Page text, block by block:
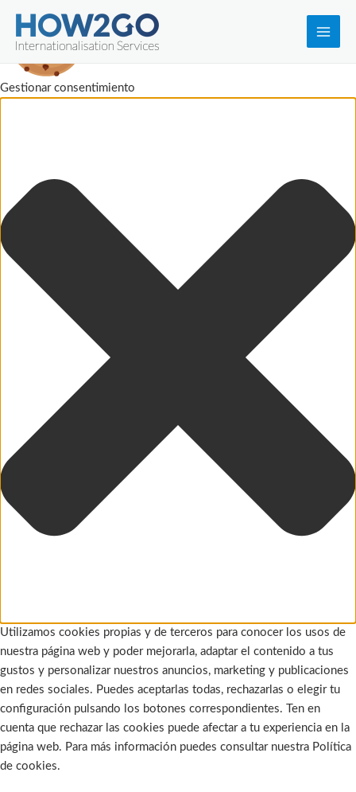
Gestionar consentimiento
Utilizamos cookies propias y de terceros para conocer los usos de
nuestra página web y poder mejorarla, adaptar el contenido a tus
gustos y personalizar nuestros anuncios, marketing y publicaciones
en redes sociales. Puedes aceptarlas todas, rechazarlas o elegir tu
configuración pulsando los botones correspondientes. Ten en
cuenta que rechazar las cookies puede afectar a tu experiencia en la
página web. Para más información puedes consultar nuestra Política
de cookies.
Main